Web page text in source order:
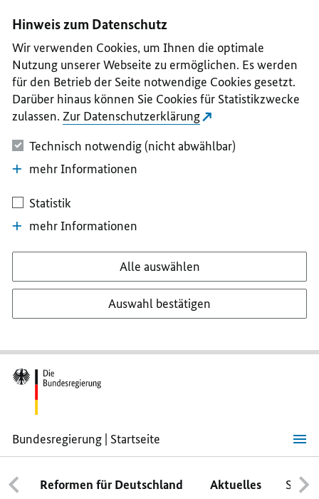
II
III
IV
V
Hinweis zum Datenschutz
Wir verwenden Cookies, um Ihnen die optimale
Nutzung unserer Webseite zu ermöglichen. Es werden
für den Betrieb der Seite notwendige Cookies gesetzt.
Darüber hinaus können Sie Cookies für Statistikzwecke
zulassen. Zur Datenschutzerklärung
Technisch notwendig (nicht abwählbar)
mehr Informationen
Statistik
mehr Informationen
Alle auswählen
Auswahl bestätigen
Bundesregierung | Startseite
Landwirtschaft
und
Ernährung
Reformen für Deutschland Aktuelles